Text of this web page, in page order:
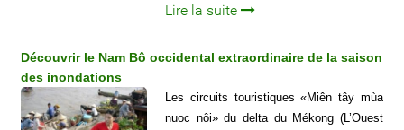
Lire la suite
Découvrir le Nam Bô occidental extraordinaire de la saison
des inondations
Les circuits touristiques «Miên tây mùa
nuoc nôi» du delta du Mékong (L’Ouest